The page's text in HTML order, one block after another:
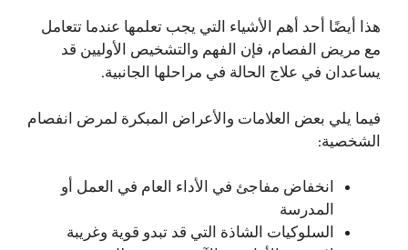
هذا أيضًا أحد أهم الأشياء التي يجب تعلمها عندما تتعامل
مع مريض الفصام، فإن الفهم والتشخيص الأوليين قد
يساعدان في علاج الحالة في مراحلها الجانبية.
فيما يلي بعض العلامات والأعراض المبكرة لمرض انفصام
الشخصية:
انخفاض مفاجئ في الأداء العام في العمل أو
المدرسة
السلوكيات الشاذة التي قد تبدو قوية وغريبة